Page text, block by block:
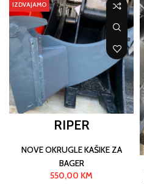
IZDVAJAMO
RIPER
NOVE OKRUGLE KAŠIKE ZA
BAGER
550,00 KM